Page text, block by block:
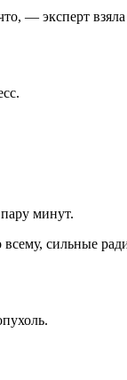
эксперт взяла
минут.
сильные